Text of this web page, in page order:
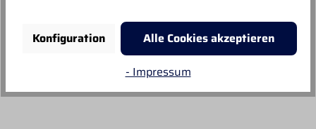
Ware.sehr zu empfehlen, top!
Konfiguration
Alle Cookies akzeptieren
- Impressum